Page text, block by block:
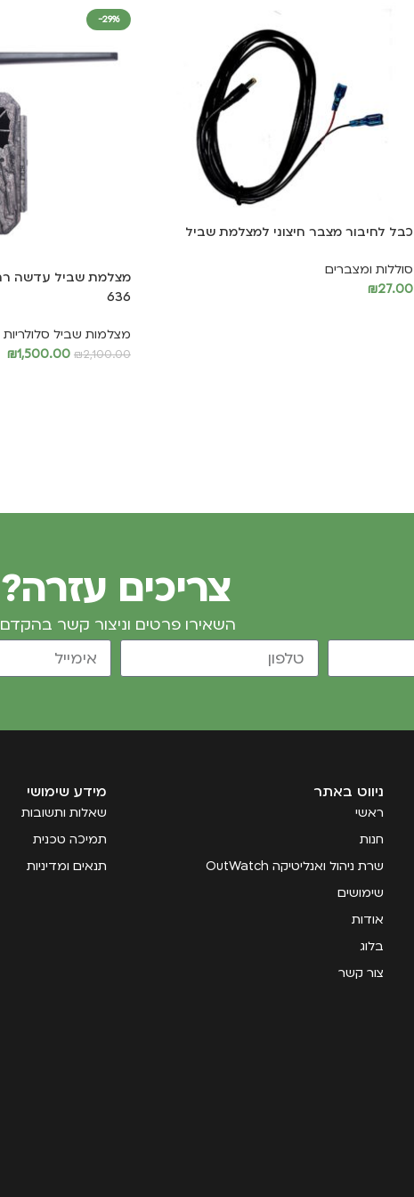
כבל לחיבור מצבר חיצוני למצלמת שביל
סוללות ומצברים
₪27.00
-29%
636
מצלמות שביל סלולריות
₪2,100.00
₪1,500.00
צריכים עזרה?
השאירו פרטים וניצור קשר בהקדם
ניווט באתר
ראשי
חנות
שרת ניהול ואנליטיקה OutWatch
שימושים
אודות
בלוג
צור קשר
מידע שימושי
שאלות ותשובות
תמיכה טכנית
תנאים ומדיניות